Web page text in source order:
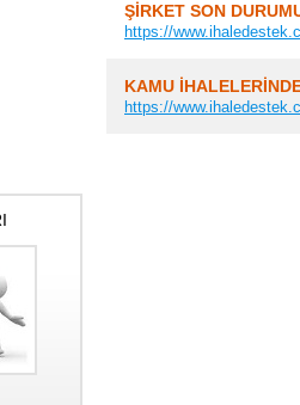
ŞİRKET SON
https://
KAMU
https://